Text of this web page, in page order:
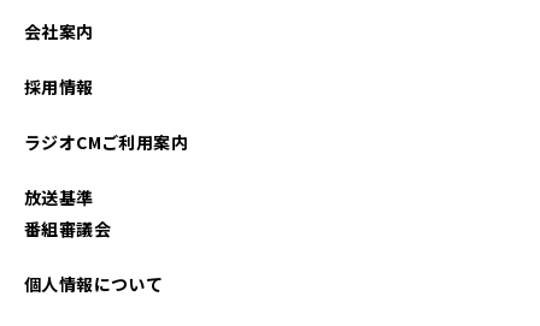
会社案内
採用情報
ラジオCMご利用案内
放送基準
番組審議会
個人情報について